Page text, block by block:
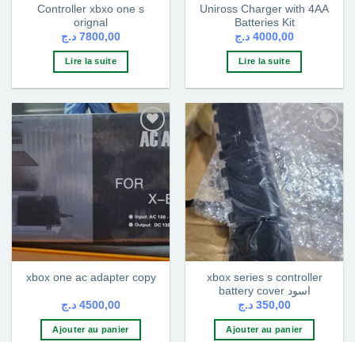
Controller xbxo one s
orignal
7800,00 د.ج
Lire la suite
Uniross Charger with 4AA
Batteries Kit
4000,00 د.ج
Lire la suite
Ajouter
xbox one ac adapter copy
4500,00 د.ج
Ajouter au panier
Ajouter
à la liste
d’envies
xbox series s controller
battery cover اسود
350,00 د.ج
Ajouter au panier